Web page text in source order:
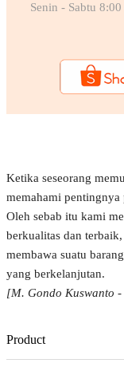
Senin - Sabtu
Ketika seseorang
memahami pentingnya
Oleh sebab itu kami
berkualitas dan
membawa suatu
yang berkelanjutan.
[M. Gondo Kuswanto
Product